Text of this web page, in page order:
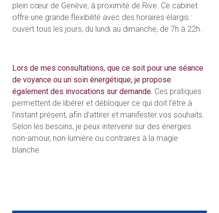
plein cœur de Genève, à proximité de Rive. Ce cabinet
offre une grande flexibilité avec des horaires élargis :
ouvert tous les jours, du lundi au dimanche, de 7h à 22h.
Lors de mes consultations, que ce soit pour une séance
de voyance ou un soin énergétique, je propose
également des invocations sur demande. Ces pratiques
permettent de libérer et débloquer ce qui doit l’être à
l’instant présent, afin d’attirer et manifester vos souhaits.
Selon les besoins, je peux intervenir sur des énergies
non-amour, non-lumière ou contraires à la magie
blanche.